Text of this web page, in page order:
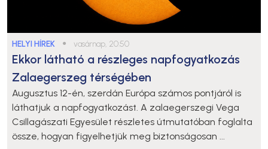
HELYI HÍREK ● vasárnap, 20:50
Ekkor látható a részleges napfogyatkozás
Zalaegerszeg térségében
Augusztus 12-én, szerdán Európa számos pontjáról is
láthatjuk a napfogyatkozást. A zalaegerszegi Vega
Csillagászati Egyesület részletes útmutatóban foglalta
össze, hogyan figyelhetjük meg biztonságosan ...